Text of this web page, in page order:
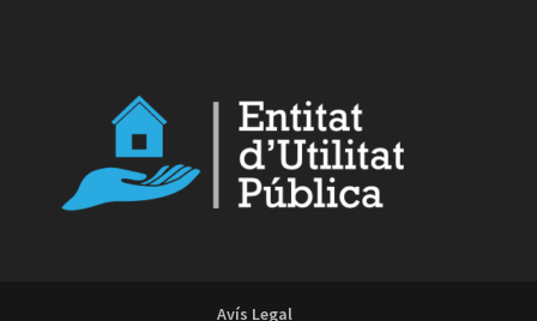
Avís Legal